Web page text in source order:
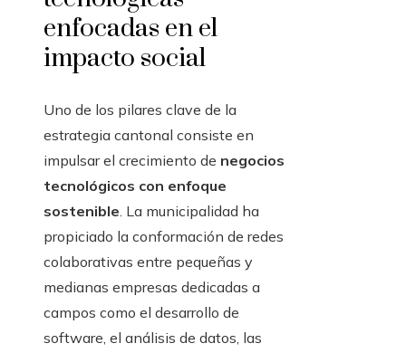
enfocadas en el
impacto social
Uno de los pilares clave de la
estrategia cantonal consiste en
impulsar el crecimiento de negocios
tecnológicos con enfoque
sostenible. La municipalidad ha
propiciado la conformación de redes
colaborativas entre pequeñas y
medianas empresas dedicadas a
campos como el desarrollo de
software, el análisis de datos, las